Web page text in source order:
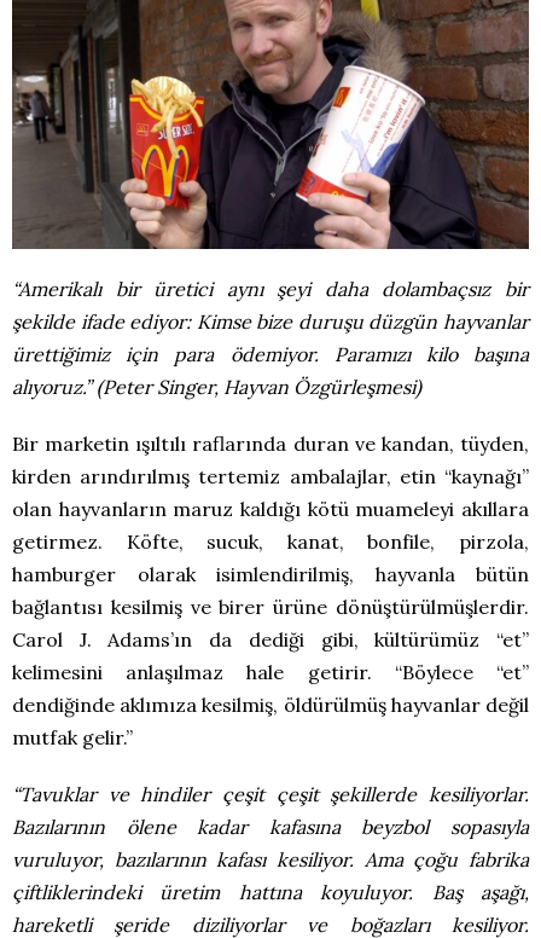
“Amerikalı bir üretici aynı şeyi daha dolambaçsız bir
şekilde ifade ediyor: Kimse bize duruşu düzgün hayvanlar
ürettiğimiz için para ödemiyor. Paramızı kilo başına
alıyoruz.” (Peter Singer, Hayvan Özgürleşmesi)
Bir marketin ışıltılı raflarında duran ve kandan, tüyden,
kirden arındırılmış tertemiz ambalajlar, etin “kaynağı”
olan hayvanların maruz kaldığı kötü muameleyi akıllara
getirmez. Köfte, sucuk, kanat, bonfile, pirzola,
hamburger olarak isimlendirilmiş, hayvanla bütün
bağlantısı kesilmiş ve birer ürüne dönüştürülmüşlerdir.
Carol J. Adams’ın da dediği gibi, kültürümüz “et”
kelimesini anlaşılmaz hale getirir. “Böylece “et”
dendiğinde aklımıza kesilmiş, öldürülmüş hayvanlar değil
mutfak gelir.”
“Tavuklar ve hindiler çeşit çeşit şekillerde kesiliyorlar.
Bazılarının ölene kadar kafasına beyzbol sopasıyla
vuruluyor, bazılarının kafası kesiliyor. Ama çoğu fabrika
çiftliklerindeki üretim hattına koyuluyor. Baş aşağı,
hareketli şeride diziliyorlar ve boğazları kesiliyor.